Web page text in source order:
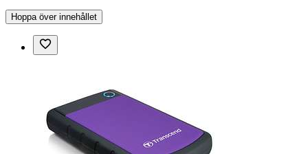
Hoppa över innehållet